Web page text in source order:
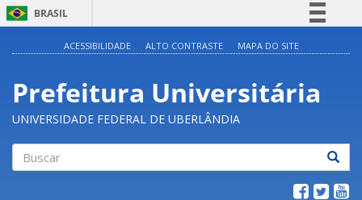
BRASIL
Participe
Acesso à informação
ACESSIBILIDADE ALTO CONTRASTE MAPA DO SITE
Prefeitura Universitária
UNIVERSIDADE FEDERAL DE UBERLÂNDIA